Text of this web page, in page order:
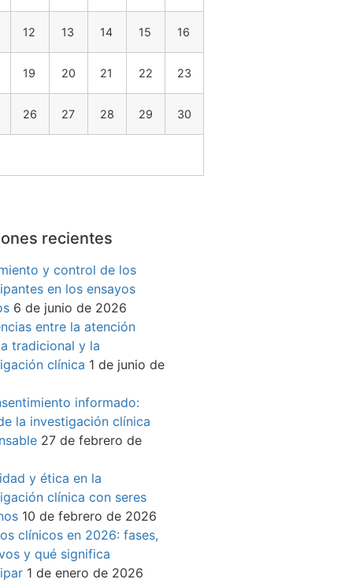
12 13 14 15 16
19 20 21 22 23
26 27 28 29 30
recientes
y control de los
en los ensayos
6 de junio de 2026
entre la atención
tradicional y la
clínica 1 de junio de
informado:
la investigación clínica
27 de febrero de
y ética en la
clínica con seres
10 de febrero de 2026
clínicos en 2026: fases,
y qué significa
1 de enero de 2026